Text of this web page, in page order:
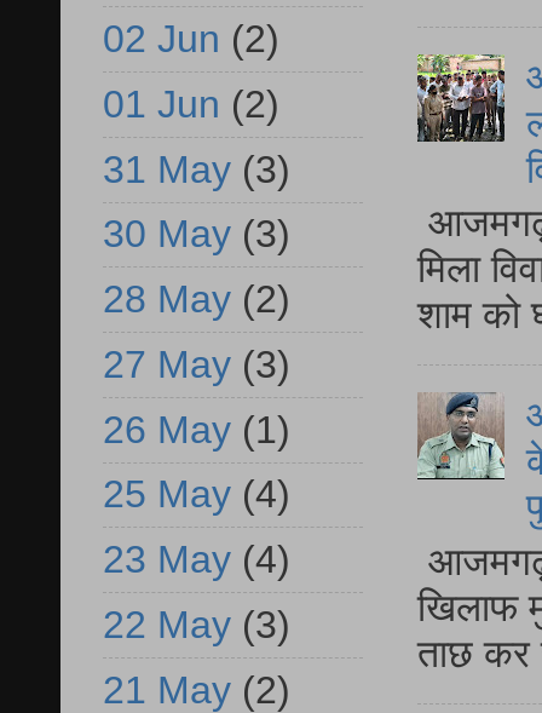
आजमगढ़
मिला
शाम को
आजमगढ़
खिलाफ
ताछ कर
02 Jun (2)
01 Jun (2)
31 May (3)
30 May (3)
28 May (2)
27 May (3)
26 May (1)
25 May (4)
23 May (4)
22 May (3)
21 May (2)